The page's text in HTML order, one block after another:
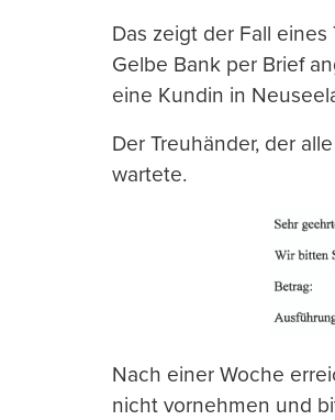
Das zeigt der Fall
Gelbe Bank per Brief
eine Kundin in
Der Treuhänder, der
wartete.
Nach einer Woche
nicht vornehmen und